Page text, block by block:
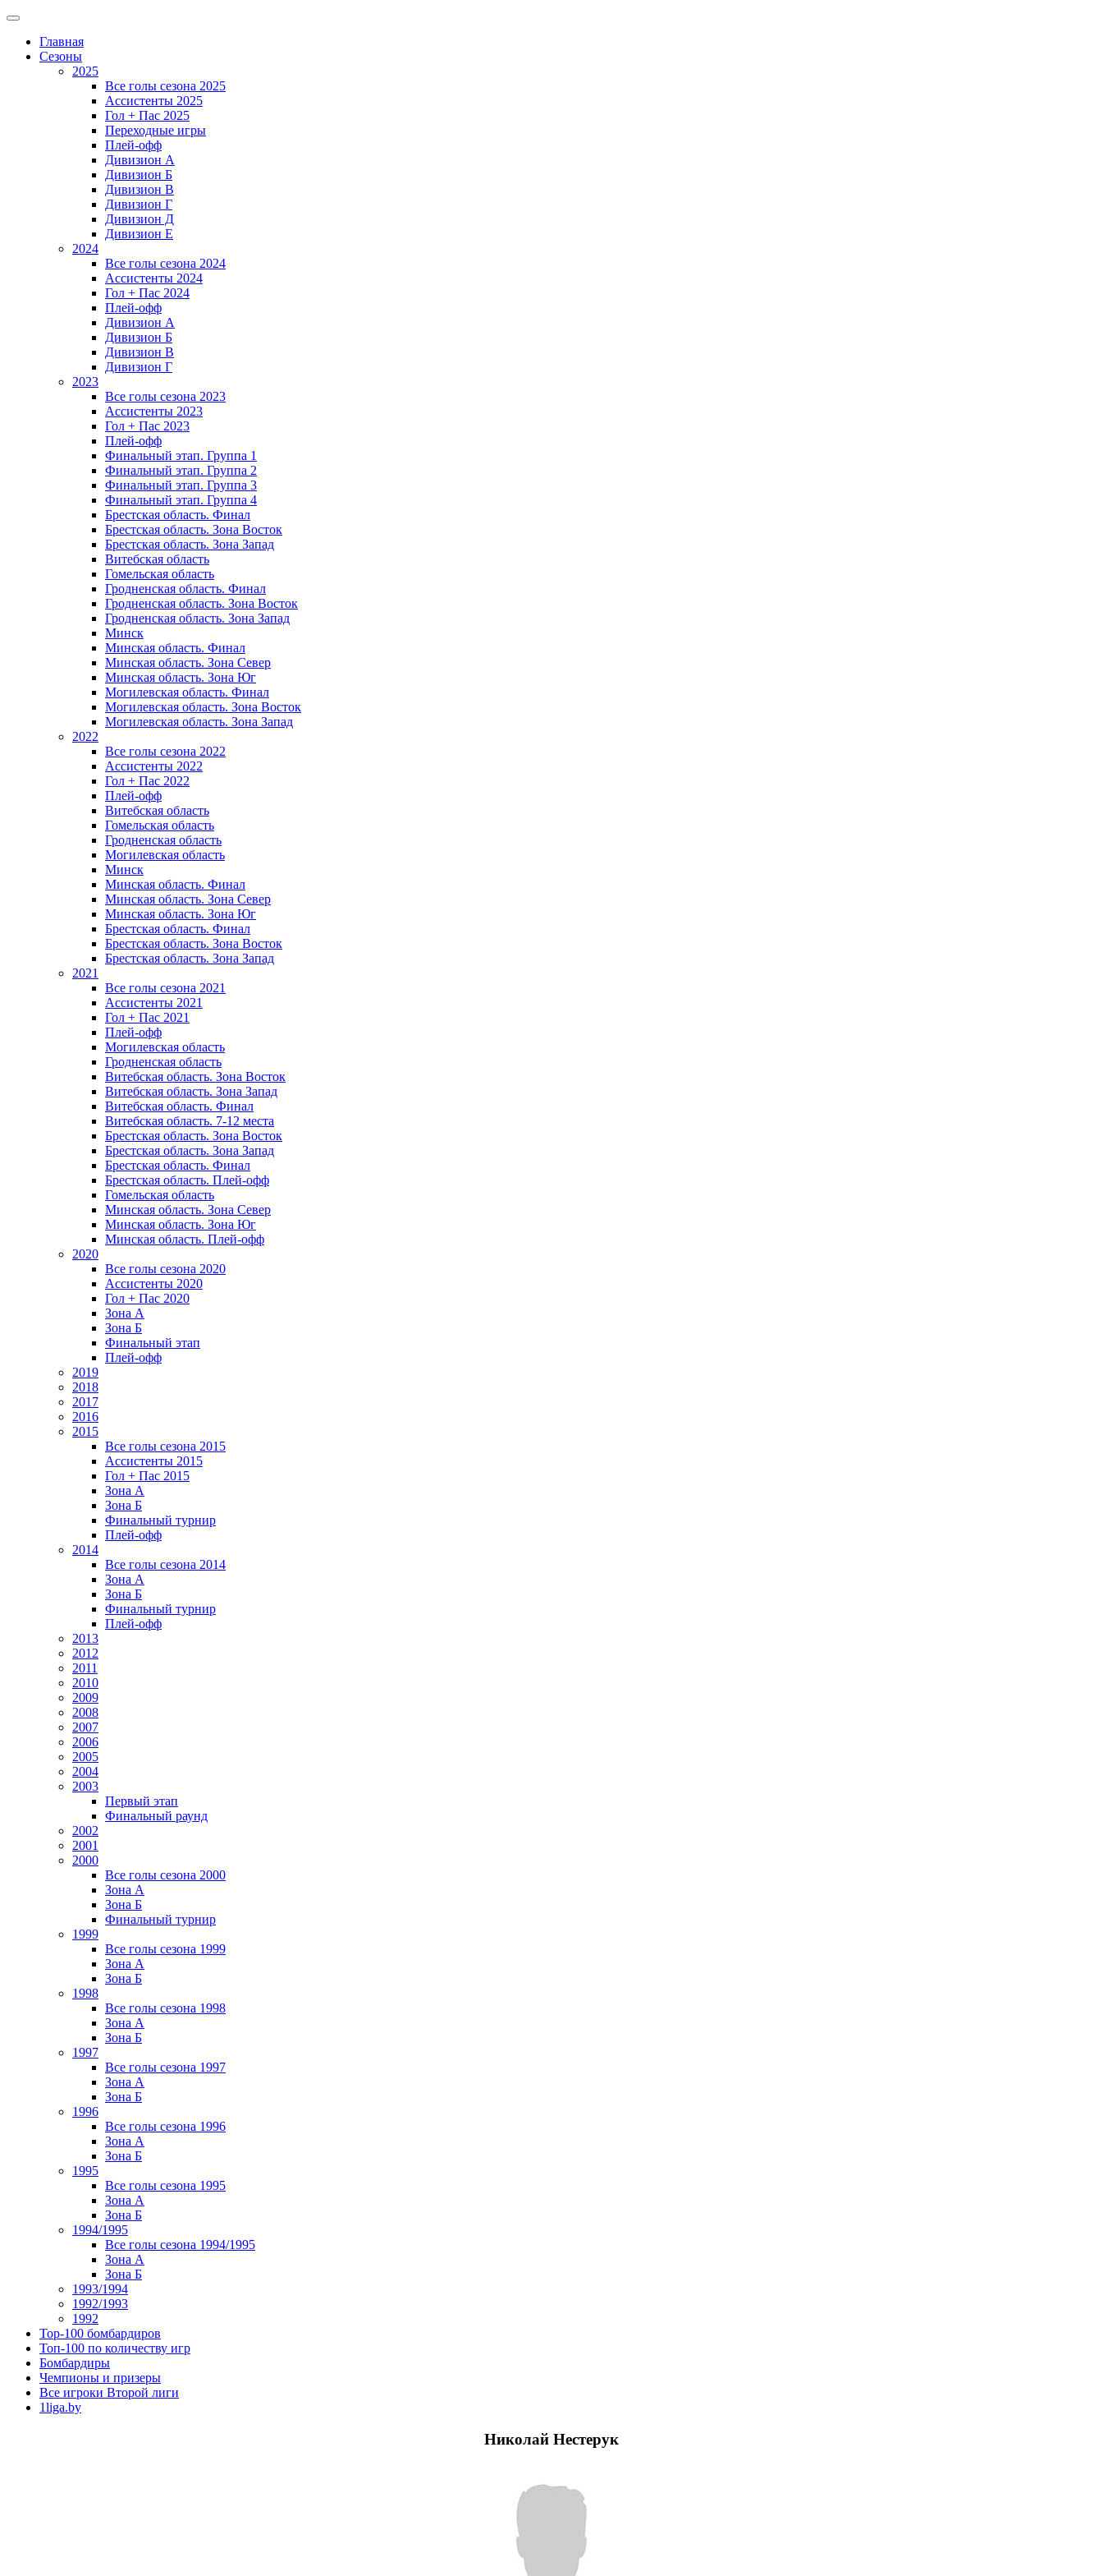
Главная
Сезоны
2025
Все голы сезона 2025
Ассистенты 2025
Гол + Пас 2025
Переходные игры
Плей-офф
Дивизион A
Дивизион Б
Дивизион В
Дивизион Г
Дивизион Д
Дивизион Е
2024
Все голы сезона 2024
Ассистенты 2024
Гол + Пас 2024
Плей-офф
Дивизион A
Дивизион Б
Дивизион В
Дивизион Г
2023
Все голы сезона 2023
Ассистенты 2023
Гол + Пас 2023
Плей-офф
Финальный этап. Группа 1
Финальный этап. Группа 2
Финальный этап. Группа 3
Финальный этап. Группа 4
Брестская область. Финал
Брестская область. Зона Восток
Брестская область. Зона Запад
Витебская область
Гомельская область
Гродненская область. Финал
Гродненская область. Зона Восток
Гродненская область. Зона Запад
Минск
Минская область. Финал
Минская область. Зона Север
Минская область. Зона Юг
Могилевская область. Финал
Могилевская область. Зона Восток
Могилевская область. Зона Запад
2022
Все голы сезона 2022
Ассистенты 2022
Гол + Пас 2022
Плей-офф
Витебская область
Гомельская область
Гродненская область
Могилевская область
Минск
Mинская область. Финал
Минская область. Зона Север
Минская область. Зона Юг
Брестская область. Финал
Брестская область. Зона Восток
Брестская область. Зона Запад
2021
Все голы сезона 2021
Ассистенты 2021
Гол + Пас 2021
Плей-офф
Могилевская область
Гродненская область
Витебская область. Зона Восток
Витебская область. Зона Запад
Витебская область. Финал
Витебская область. 7-12 места
Брестская область. Зона Восток
Брестская область. Зона Запад
Брестская область. Финал
Брестская область. Плей-офф
Гомельская область
Минская область. Зона Север
Минская область. Зона Юг
Минская область. Плей-офф
2020
Все голы сезона 2020
Ассистенты 2020
Гол + Пас 2020
Зона А
Зона Б
Финальный этап
Плей-офф
2019
2018
2017
2016
2015
Все голы сезона 2015
Ассистенты 2015
Гол + Пас 2015
Зона А
Зона Б
Финальный турнир
Плей-офф
2014
Все голы сезона 2014
Зона А
Зона Б
Финальный турнир
Плей-офф
2013
2012
2011
2010
2009
2008
2007
2006
2005
2004
2003
Первый этап
Финальный раунд
2002
2001
2000
Все голы сезона 2000
Зона А
Зона Б
Финальный турнир
1999
Все голы сезона 1999
Зона А
Зона Б
1998
Все голы сезона 1998
Зона А
Зона Б
1997
Все голы сезона 1997
Зона А
Зона Б
1996
Все голы сезона 1996
Зона А
Зона Б
1995
Все голы сезона 1995
Зона А
Зона Б
1994/1995
Все голы сезона 1994/1995
Зона А
Зона Б
1993/1994
1992/1993
1992
Top-100 бомбардиров
Топ-100 по количеству игр
Бомбардиры
Чемпионы и призеры
Все игроки Второй лиги
1liga.by
Николай Нестерук